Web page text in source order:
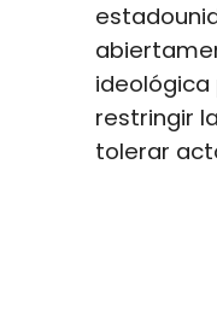
restringir la
tolerar